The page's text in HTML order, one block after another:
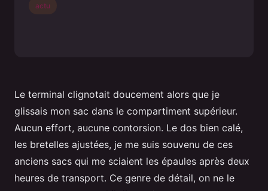
Le terminal clignotait doucement alors que je
glissais mon sac dans le compartiment supérieur.
Aucun effort, aucune contorsion. Le dos bien calé,
les bretelles ajustées, je me suis souvenu de ces
anciens sacs qui me sciaient les épaules après deux
heures de transport. Ce genre de détail, on ne le
actu